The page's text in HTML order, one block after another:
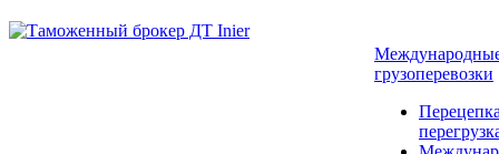
грузоперевозки